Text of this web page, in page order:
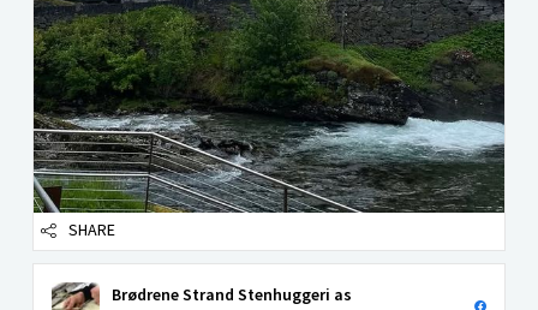
SHARE
Brødrene Strand Stenhuggeri as